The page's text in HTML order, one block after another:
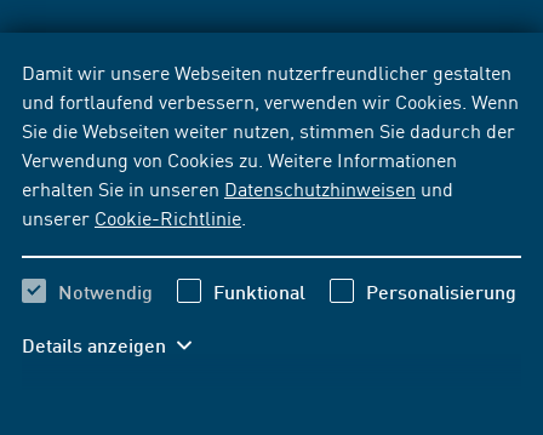
Damit wir unsere Webseiten nutzerfreundlicher gestalten
und fortlaufend verbessern, verwenden wir Cookies. Wenn
Sie die Webseiten weiter nutzen, stimmen Sie dadurch der
Verwendung von Cookies zu. Weitere Informationen
erhalten Sie in unseren Datenschutzhinweisen und
unserer Cookie-Richtlinie
Notwendig Funktional Personalisierung
Details anzeigen